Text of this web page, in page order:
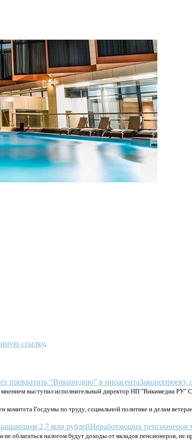
ссылку.
выступил исполнительный директор НП "Викимедиа РУ"
комитета Госдумы по труду, социальной политике и делам
Неработающих пенсионеров
облагаться налогом будут доходы от вкладов пенсионеров,